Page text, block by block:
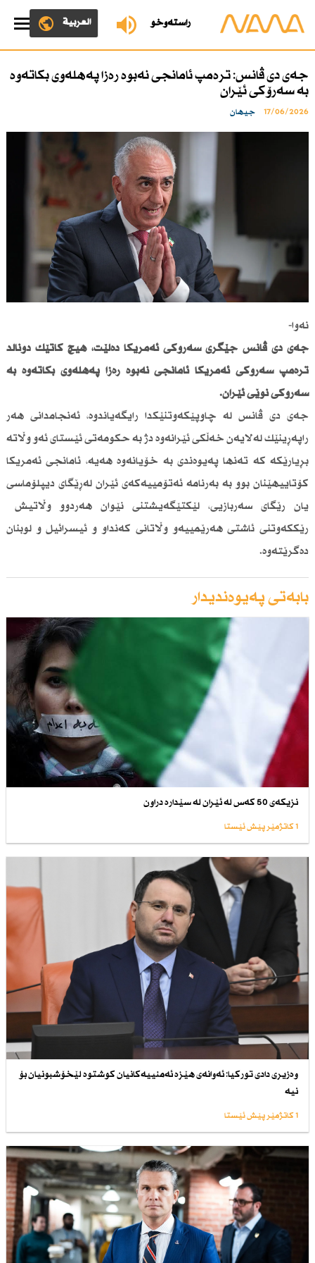
ڕاستەوخۆ العربية
جەی دی ڤانس: ترەمپ ئامانجی نەبوە رەزا پەهلەوی بكاتەوە
بە سەرۆكی ئێران
17/06/2026 جیهان
نەوا-
جەی دی ڤانس جێگری سەرۆكی ئەمریكا دەڵێت، هیچ كاتێك دۆناڵد
ترەمپ سەرۆكی ئەمریكا ئامانجی نەبوە رەزا پەهلەوی بكاتەوە بە
سەرۆكی نوێی ئێران.
جەی دی ڤانس لە چاوپێكەوتنێكدا رایگەیاندوە، ئەنجامدانی هەر
راپەڕینێك لەلایەن خەڵكی ئێرانەوە دژ بە حكومەتی ئێستای ئەو وڵاتە
بڕیارێكە كە تەنها پەیوەندی بە خۆیانەوە هەیە، ئامانجی ئەمریكا
كۆتاییهێنان بوو بە بەرنامە ئەتۆمییەكەی ئێران لەڕێگای دیپلۆماسی
یان رێگای سەربازیی، لێكتێگەیشتنی نێوان هەردوو وڵاتیش
رێككەوتنی ئاشتی هەرێمییەو وڵاتانی كەنداو و ئیسرائیل و لوبنان
دەگرێتەوە.
بابەتی پەیوەندیدار
نزیكەی 50 كەس لە ئێران لە سێدارە دراون
1 کاتژمێر پێش ئێستا
وەزیری دادی توركیا: ئەوانەی هێزە ئەمنییەكانیان كوشتوە لێخۆشبونیان بۆ
نیە
1 کاتژمێر پێش ئێستا